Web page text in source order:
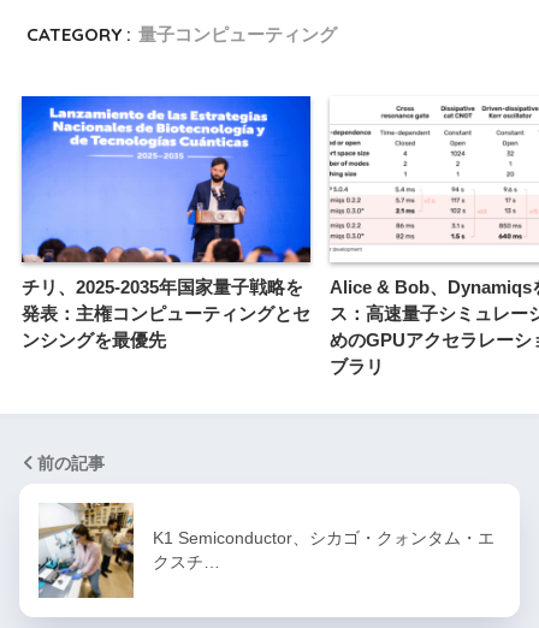
CATEGORY : 量子コンピューティング
チリ、2025-2035年国家量子戦略を
発表：主権コンピューティングとセ
ンシングを最優先
Alice & Bob、Dynamiqs
ス：高速量子シミュレー
めのGPUアクセラレーシ
ブラリ
前の記事
K1 Semiconductor、シカゴ・クォンタム・エ
クスチ…